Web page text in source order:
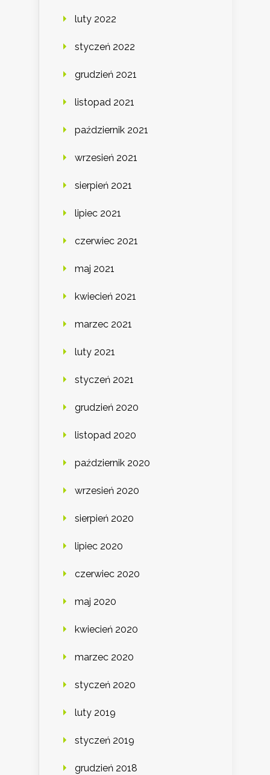
luty 2022
styczeń 2022
grudzień 2021
listopad 2021
październik 2021
wrzesień 2021
sierpień 2021
lipiec 2021
czerwiec 2021
maj 2021
kwiecień 2021
marzec 2021
luty 2021
styczeń 2021
grudzień 2020
listopad 2020
październik 2020
wrzesień 2020
sierpień 2020
lipiec 2020
czerwiec 2020
maj 2020
kwiecień 2020
marzec 2020
styczeń 2020
luty 2019
styczeń 2019
grudzień 2018